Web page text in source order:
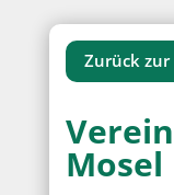
Zurück
Mosel